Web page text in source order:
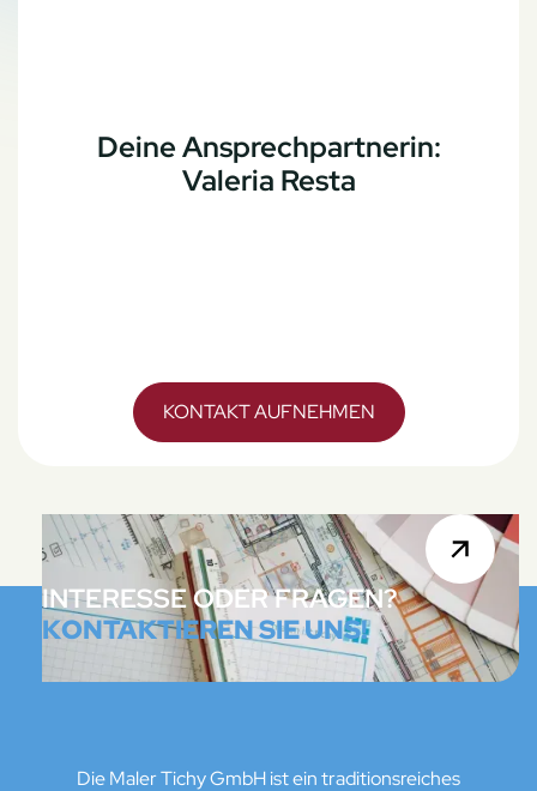
Deine Ansprechpartnerin:
Valeria Resta
KONTAKT AUFNEHMEN
INTERESSE ODER FRAGEN?
KONTAKTIEREN SIE UNS!
Die Maler Tichy GmbH ist ein traditionsreiches